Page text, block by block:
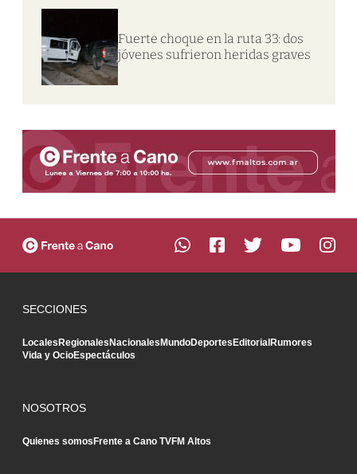
Fuerte choque en la ruta 33: dos
jóvenes sufrieron heridas graves
SECCIONES
LocalesRegionalesNacionalesMundoDeportesEditorialRumores
Vida y OcioEspectáculos
NOSOTROS
Quienes somosFrente a Cano TVFM Altos